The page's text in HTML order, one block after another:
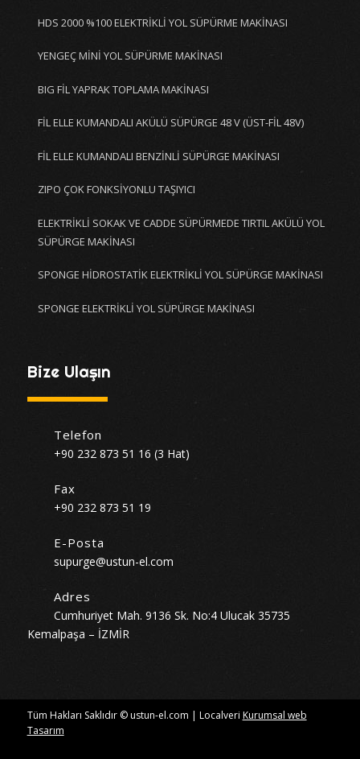
HDS 2000 %100 ELEKTRİKLİ YOL SÜPÜRME MAKİNASI
YENGEÇ MİNİ YOL SÜPÜRME MAKİNASI
BIG FİL YAPRAK TOPLAMA MAKİNASI
FİL ELLE KUMANDALI AKÜLÜ SÜPÜRGE 48 V (ÜST-FİL 48V)
FİL ELLE KUMANDALI BENZİNLİ SÜPÜRGE MAKİNASI
ZIPO ÇOK FONKSİYONLU TAŞIYICI
ELEKTRİKLİ SOKAK VE CADDE SÜPÜRMEDE TIRTIL AKÜLÜ YOL
SÜPÜRGE MAKİNASI
SPONGE HİDROSTATİK ELEKTRİKLİ YOL SÜPÜRGE MAKİNASI
SPONGE ELEKTRİKLİ YOL SÜPÜRGE MAKİNASI
Bize Ulaşın
Telefon
+90 232 873 51 16 (3 Hat)
Fax
+90 232 873 51 19
E-Posta
supurge@ustun-el.com
Adres
Cumhuriyet Mah. 9136 Sk. No:4 Ulucak 35735
Kemalpaşa – İZMİR
Tüm Hakları Saklıdır © ustun-el.com | Localveri Kurumsal web
Tasarım